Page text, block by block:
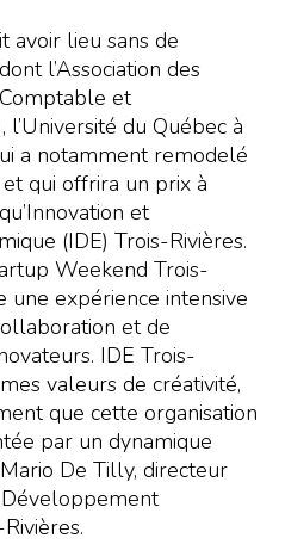
avoir lieu sans de
l’Association des
et
du Québec à
a notamment remodelé
qui offrira un prix à
et
(IDE) Trois-Rivières.
Weekend Trois-
une expérience intensive
et de
IDE Trois-
valeurs de créativité,
que cette organisation
par un dynamique
De Tilly, directeur
Développement